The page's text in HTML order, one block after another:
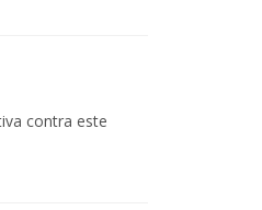
contra este